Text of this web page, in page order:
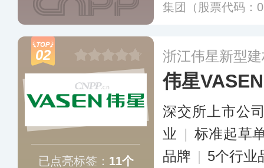
集团（股票代码：
可提供过万种优
修、民用建筑、市
响力及渗透力。更
02
已点亮标签： 11个
浙江伟星新型
伟星VASEN
深交所上市公
业 | 标准起草
品牌 | 5个行业